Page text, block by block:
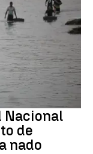
Nacional
de
nado